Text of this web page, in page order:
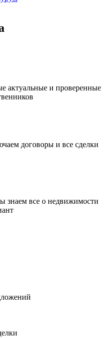
актуальные и проверенные
договоры и все сделки
знаем все о недвижимости